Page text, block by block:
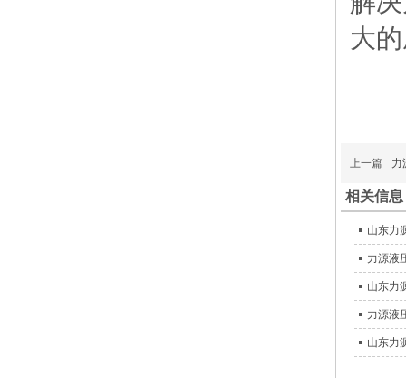
大
上一篇 力
相关信息
山东力
力源液
山东力
力源液